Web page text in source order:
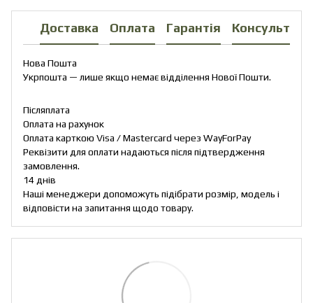
Доставка Оплата Гарантія
Нова Пошта
Укрпошта — лише якщо немає відділення Нової Пошти.
Післяплата
Оплата на рахунок
Оплата карткою Visa / Mastercard через WayForPay
Реквізити для оплати надаються після підтвердження
замовлення.
14 днів
Наші менеджери допоможуть підібрати розмір, модель і
відповісти на запитання щодо товару.